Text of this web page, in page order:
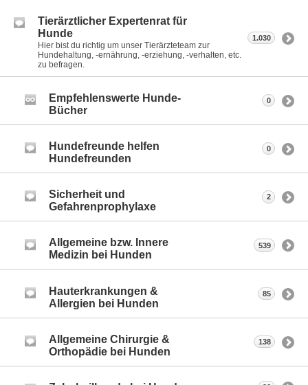
Tierärztlicher Expertenrat für
Hunde
Hier bist du richtig um unser Tierärzteteam zur
Hundehaltung, -ernährung, -erziehung, -verhalten, etc.
zu befragen.
1.030
Empfehlenswerte Hunde-
Bücher
0
Hundefreunde helfen
Hundefreunden
0
Sicherheit und
Gefahrenprophylaxe
2
Allgemeine bzw. Innere
Medizin bei Hunden
539
Hauterkrankungen &
Allergien bei Hunden
85
Allgemeine Chirurgie &
Orthopädie bei Hunden
138